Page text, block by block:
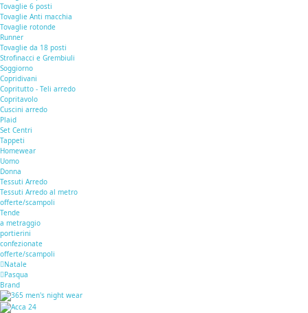
Tovaglie 6 posti
Tovaglie Anti macchia
Tovaglie rotonde
Runner
Tovaglie da 18 posti
Strofinacci e Grembiuli
Soggiorno
Copridivani
Copritutto - Teli arredo
Copritavolo
Cuscini arredo
Plaid
Set Centri
Tappeti
Homewear
Uomo
Donna
Tessuti Arredo
Tessuti Arredo al metro
offerte/scampoli
Tende
a metraggio
portierini
confezionate
offerte/scampoli
Natale
Pasqua
Brand